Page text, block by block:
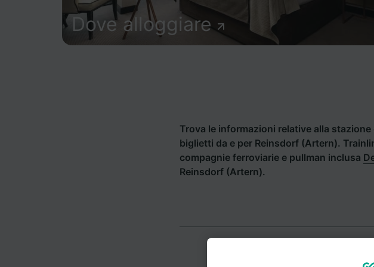
Dove alloggiare
Trova le informazioni relative alla
biglietti da e per Reinsdorf (Artern).
compagnie ferroviarie e pullman inclusa
Reinsdorf (Artern).